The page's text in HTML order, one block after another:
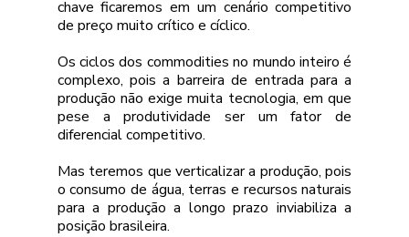
chave ficaremos em um cenário competitivo
de preço muito crítico e cíclico.
Os ciclos dos commodities no mundo inteiro é
complexo, pois a barreira de entrada para a
produção não exige muita tecnologia, em que
pese a produtividade ser um fator de
diferencial competitivo.
Mas teremos que verticalizar a produção, pois
o consumo de água, terras e recursos naturais
para a produção a longo prazo inviabiliza a
posição brasileira.